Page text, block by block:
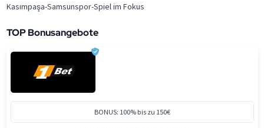
Kasımpaşa-Samsunspor-Spiel im Fokus
TOP Bonusangebote
BONUS: 100% bis zu 150€